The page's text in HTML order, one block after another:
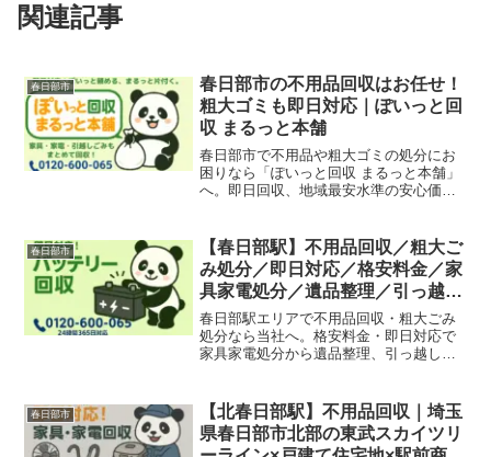
関連記事
春日部市
春日部市の不用品回収はお任せ！
粗大ゴミも即日対応｜ぽいっと回
収 まるっと本舗
春日部市で不用品や粗大ゴミの処分にお
困りなら「ぽいっと回収 まるっと本舗」
へ。即日回収、地域最安水準の安心価
春日部市
【春日部駅】不用品回収／粗大ご
み処分／即日対応／格安料金／家
具家電処分／遺品整理／引っ越し
片付け
春日部駅エリアで不用品回収・粗大ごみ
処分なら当社へ。格安料金・即日対応で
家具家電処分から遺品整理、引っ越し片
春日部市
【北春日部駅】不用品回収｜埼玉
県春日部市北部の東武スカイツリ